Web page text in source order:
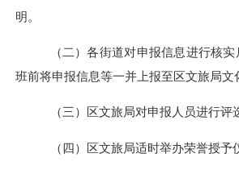
明。
（二）各街道对申报信息进行核
班前将申报信息等一并上报至区文旅局文
（三）区文旅局对申报人员进行评
（四）区文旅局适时举办荣誉授予